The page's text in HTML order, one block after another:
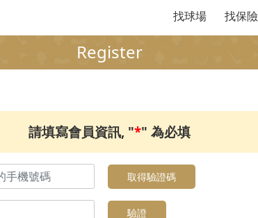
找球場 找保險
Register
請填寫會員資訊, "*" 為必填
取得驗證碼
驗證